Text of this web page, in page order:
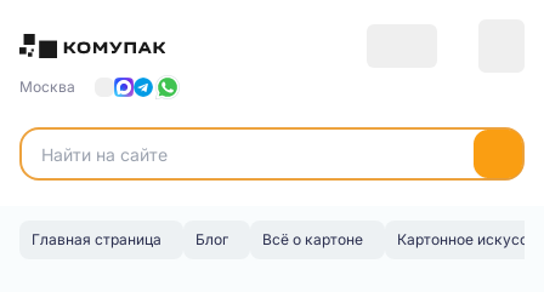
Москва
Главная страница Блог Всё о картоне Картонное